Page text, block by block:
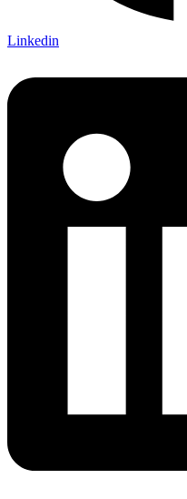
Linkedin